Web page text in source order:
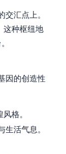
汇点上。
这种枢纽地
因的创造性
格。
活气息。